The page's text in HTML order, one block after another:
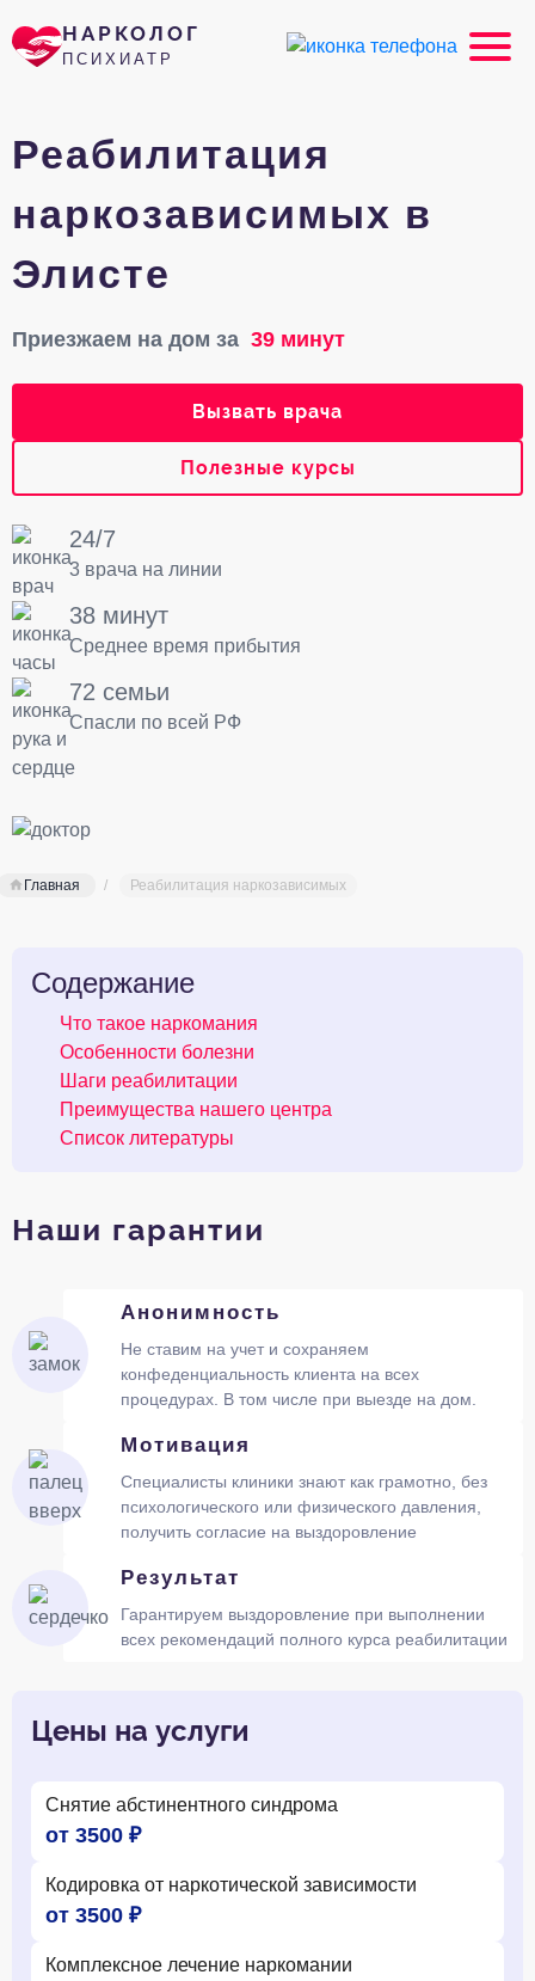
НАРКОЛОГ
ПСИХИАТР
Реабилитация
наркозависимых в
Элисте
Приезжаем на дом за 39 минут
Вызвать врача
Полезные курсы
24/7
3 врача на линии
38 минут
Среднее время прибытия
72 семьи
Спасли по всей РФ
Главная Реабилитация наркозависимых
Содержание
Что такое наркомания
Особенности болезни
Шаги реабилитации
Преимущества нашего центра
Список литературы
Наши гарантии
Анонимность
Не ставим на учет и сохраняем
конфеденциальность клиента на всех
процедурах. В том числе при выезде на дом.
Мотивация
Специалисты клиники знают как грамотно, без
психологического или физического давления,
получить согласие на выздоровление
Результат
Гарантируем выздоровление при выполнении
всех рекомендаций полного курса реабилитации
Цены на услуги
Снятие абстинентного синдрома
от 3500 ₽
Кодировка от наркотической зависимости
от 3500 ₽
Комплексное лечение наркомании